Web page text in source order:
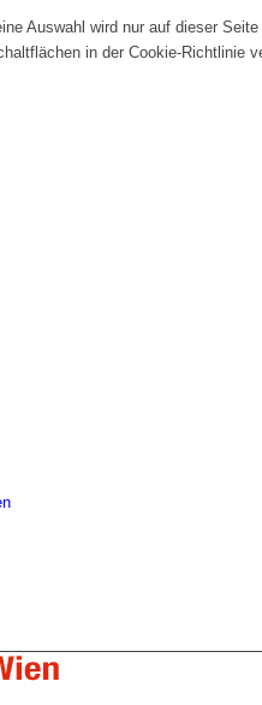
Auswahl wird nur auf dieser
in der Cookie-Richtlinie